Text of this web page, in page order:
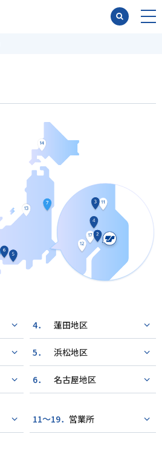
4． 蓮田地区
5． 浜松地区
6． 名古屋地区
11～19． 営業所